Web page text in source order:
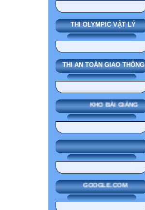
THI OLYMPIC VẬT LÝ
THI AN TOÀN GIAO THÔNG
KHO BÀI GIẢNG
GOOGLE.COM